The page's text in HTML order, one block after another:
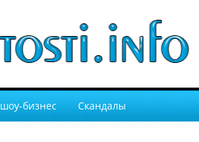
бизнес Скандалы